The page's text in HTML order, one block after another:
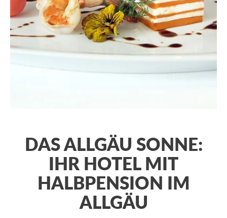
Restaurant
Panoramahalle & Stießbergstüble
DAS ALLGÄU SONNE:
IHR HOTEL MIT
HALBPENSION IM
ALLGÄU